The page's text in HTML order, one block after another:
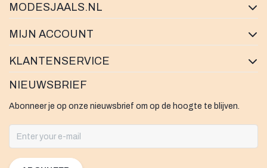
MODESJAALS.NL
MIJN ACCOUNT
KLANTENSERVICE
NIEUWSBRIEF
Abonneer je op onze nieuwsbrief om op de hoogte te blijven.